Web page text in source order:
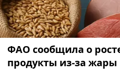
ФАО сообщила о
продукты из-за жары